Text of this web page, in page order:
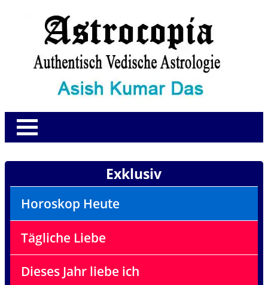
Exklusiv
Horoskop Heute
Tägliche Liebe
Dieses Jahr liebe ich